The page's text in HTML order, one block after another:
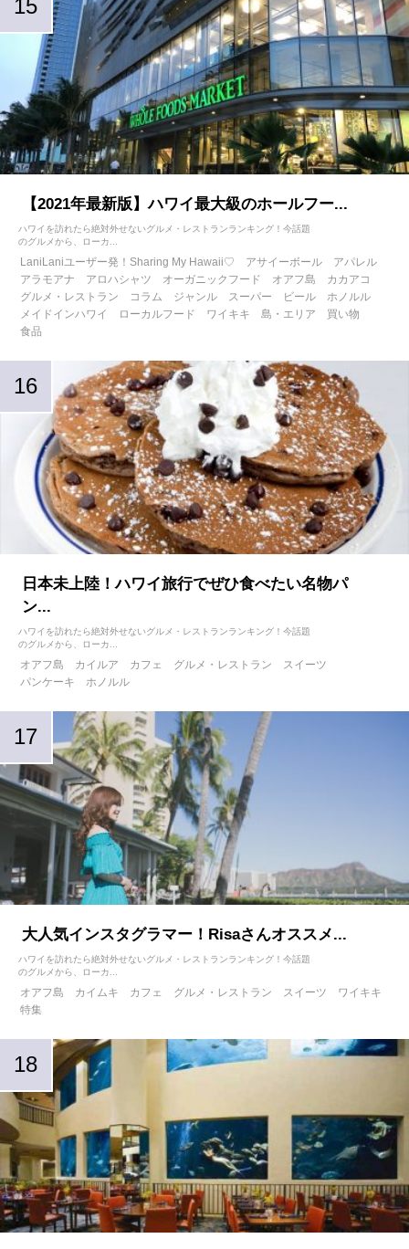
【2021年最新版】ハワイ最大級のホールフー...
ハワイを訪れたら絶対外せないグルメ・レストランランキング！今話題
のグルメから、ローカ...
LaniLaniユーザー発！Sharing My Hawaii♡ アサイーボール
アパレル
アラモアナ
アロハシャツ オーガニックフード オアフ島
カカアコ
グルメ・レストラン
コラム ジャンル スーパー ビール
ホノルル
メイドインハワイ
ローカルフード ワイキキ 島・エリア
買い物
食品
日本未上陸！ハワイ旅行でぜひ食べたい名物パ
ン...
ハワイを訪れたら絶対外せないグルメ・レストランランキング！今話題
のグルメから、ローカ...
オアフ島 カイルア カフェ グルメ・レストラン
スイーツ
パンケーキ
ホノルル
大人気インスタグラマー！Risaさんオススメ...
ハワイを訪れたら絶対外せないグルメ・レストランランキング！今話題
のグルメから、ローカ...
オアフ島 カイムキ カフェ グルメ・レストラン スイーツ
ワイキキ
特集